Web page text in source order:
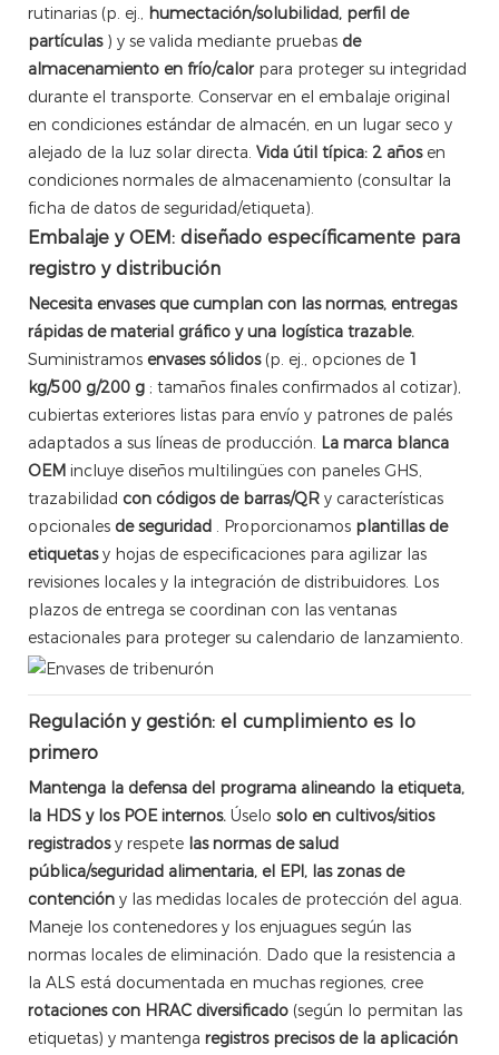
rutinarias (p. ej., humectación/solubilidad, perfil de
partículas) y se valida mediante pruebas de
almacenamiento en frío/calorpara proteger su integridad
durante el transporte. Conservar en el embalaje original
en condiciones estándar de almacén, en un lugar seco y
alejado de la luz solar directa. Vida útil típica: 2 añosen
condiciones normales de almacenamiento (consultar la
ficha de datos de seguridad/etiqueta).
Embalaje y OEM: diseñado específicamente para
registro y distribución
Necesita envases que cumplan con las normas, entregas
rápidas de material gráfico y una logística trazable.
Suministramos envases sólidos(p. ej., opciones de 1
kg/500 g/200 g ; tamaños finales confirmados al cotizar),
cubiertas exteriores listas para envío y patrones de palés
adaptados a sus líneas de producción. La marca blanca
OEM incluye diseños multilingües con paneles GHS,
trazabilidad con códigos de barras/QR y características
opcionales de seguridad . Proporcionamos plantillas de
etiquetasy hojas de especificaciones para agilizar las
revisiones locales y la integración de distribuidores. Los
plazos de entrega se coordinan con las ventanas
estacionales para proteger su calendario de lanzamiento.
Regulación y gestión: el cumplimiento es lo
primero
Mantenga la defensa del programa alineando la etiqueta,
la HDS y los POE internos. Úselo solo en cultivos/sitios
registradosy respete las normas de salud
pública/seguridad alimentaria, el EPI, las zonas de
contención y las medidas locales de protección del agua.
Maneje los contenedores y los enjuagues según las
normas locales de eliminación. Dado que la resistencia a
la ALS está documentada en muchas regiones, cree
rotaciones con HRAC diversificado (según lo permitan las
etiquetas) y mantenga registros precisos de la aplicación